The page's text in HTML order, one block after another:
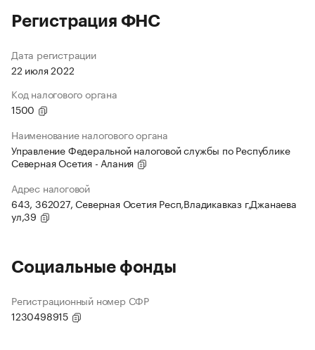
Регистрация ФНС
Дата регистрации
22 июля 2022
Код налогового органа
1500
Наименование налогового органа
Управление Федеральной налоговой службы по Республике
Северная Осетия - Алания
Адрес налоговой
643, 362027, Северная Осетия Респ,Владикавказ г,Джанаева
ул,39
Социальные фонды
Регистрационный номер СФР
1230498915